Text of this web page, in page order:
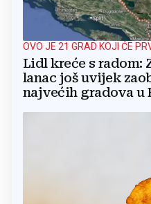
OVO JE 21 GRAD KOJI ĆE
Lidl kreće s radom:
lanac još uvijek
najvećih gradova u